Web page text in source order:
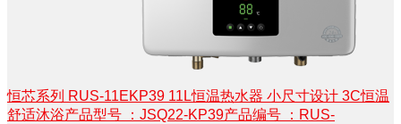
恒芯系列 RUS-11EKP39 11L恒温热水器 小尺寸设计 3C恒温
舒适沐浴产品型号 ：JSQ22-KP39产品编号 ：RUS-